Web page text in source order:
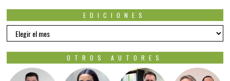
EDICIONES
EDICIONES
OTROS AUTORES